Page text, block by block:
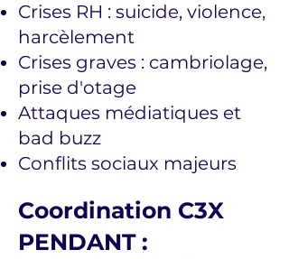
Crises RH : suicide, violence,
harcèlement
Crises graves : cambriolage,
prise d'otage
Attaques médiatiques et
bad buzz
Conflits sociaux majeurs
Coordination C3X
PENDANT :